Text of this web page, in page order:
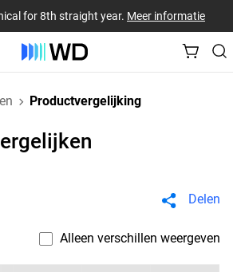
for 8th straight year. Meer informatie
Productvergelijking
Delen
Alleen verschillen weergeven